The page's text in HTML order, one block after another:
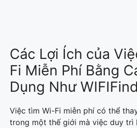
Các Lợi Ích của
Fi Miễn Phí Bằng
Dụng Như
Việc tìm Wi-Fi miễn phí có thể
trong một thế giới mà việc duy trì